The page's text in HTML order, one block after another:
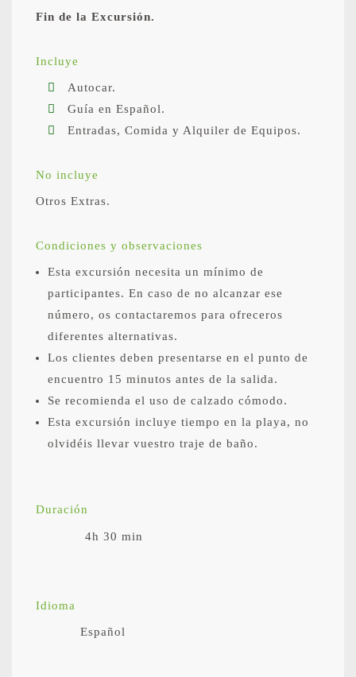
Fin de la Excursión.
Incluye
Autocar.
Guía en Español.
Entradas, Comida y Alquiler de Equipos.
No incluye
Otros Extras.
Condiciones y observaciones
Esta excursión necesita un mínimo de
participantes. En caso de no alcanzar ese
número, os contactaremos para ofreceros
diferentes alternativas.
Los clientes deben presentarse en el punto de
encuentro 15 minutos antes de la salida.
Se recomienda el uso de calzado cómodo.
Esta excursión incluye tiempo en la playa, no
olvidéis llevar vuestro traje de baño.
Duración
4h 30 min
Idioma
Español